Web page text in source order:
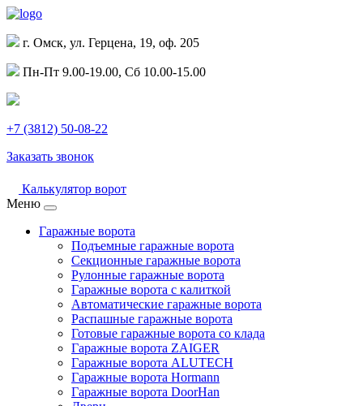
г. Омск, ул. Герцена, 19, оф. 205
Пн-Пт 9.00-19.00, Сб 10.00-15.00
+7 (3812) 50-08-22
Заказать звонок
Калькулятор ворот
Меню
Гаражные ворота
Подъемные гаражные ворота
Секционные гаражные ворота
Рулонные гаражные ворота
Гаражные ворота с калиткой
Автоматические гаражные ворота
Распашные гаражные ворота
Готовые гаражные ворота со клада
Гаражные ворота ZAIGER
Гаражные ворота ALUTECH
Гаражные ворота Hormann
Гаражные ворота DoorHan